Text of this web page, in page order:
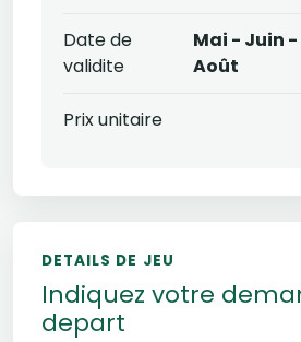
Date de
validite
Mai - Juin
Août
Prix unitaire
DETAILS DE JEU
Indiquez votre
depart